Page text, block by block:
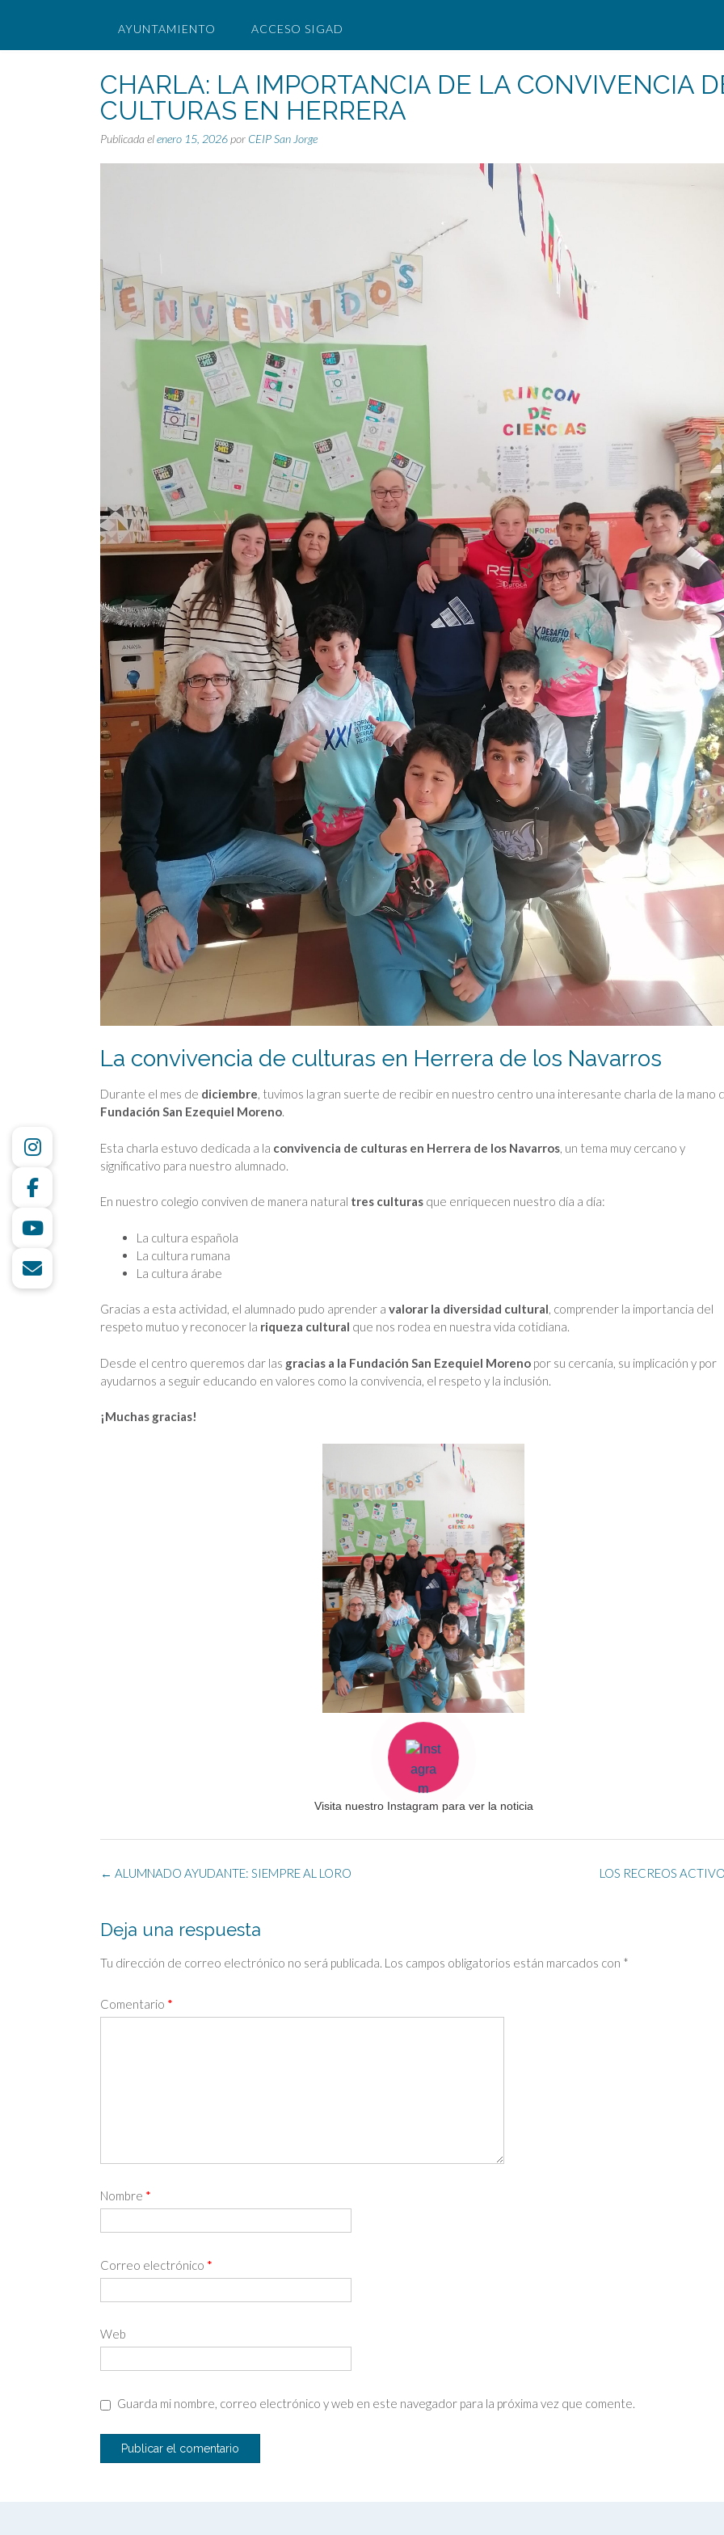
AYUNTAMIENTO ACCESO SIGAD
CHARLA: LA IMPORTANCIA DE LA CONVIVENCIA
CULTURAS EN HERRERA
Publicada elenero 15, 2026por CEIP San Jorge
La convivencia de culturas en Herrera de los Navarros
Durante el mes de diciembre, tuvimos la gran suerte de recibir en nuestro centro una interesante charla de la mano
Fundación San Ezequiel Moreno.
Esta charla estuvo dedicada a la convivencia de culturas en Herrera de los Navarros, un tema muy cercano y
significativo para nuestro alumnado.
En nuestro colegio conviven de manera natural tres culturas que enriquecen nuestro día a día:
La cultura española
La cultura rumana
La cultura árabe
Gracias a esta actividad, el alumnado pudo aprender a valorar la diversidad cultural, comprender la importancia del
respeto mutuo y reconocer la riqueza cultural que nos rodea en nuestra vida cotidiana.
Desde el centro queremos dar las gracias a la Fundación San Ezequiel Moreno por su cercanía, su implicación y por
ayudarnos a seguir educando en valores como la convivencia, el respeto y la inclusión.
¡Muchas gracias!
Visita nuestro Instagram para ver la noticia
Navegación
entrada
LOS RECREOS
← ALUMNADO AYUDANTE: SIEMPRE AL LORO
Deja una respuesta
Tu dirección de correo electrónico no será publicada. Los campos obligatorios están marcados con *
Comentario *
Nombre *
Correo electrónico *
Web
Guarda mi nombre, correo electrónico y web en este navegador para la próxima vez que comente.